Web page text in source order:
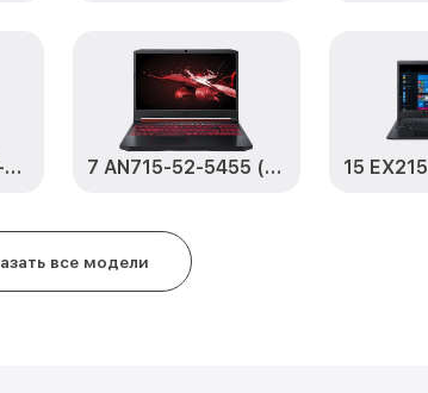
(NX.VLHER.00L) Acer
Замена южного моста P2 TMP214-52-53V2
(NX.VLHER.00L) Acer
Замена USB порта P2 TMP214-52-53V2
(NX.VLHER.00L) Acer
Helios 700 PH717-72-905U (NH.Q92ER.002) 7 AN715-52-5455 (NH.Q8FER.00C)
все модели